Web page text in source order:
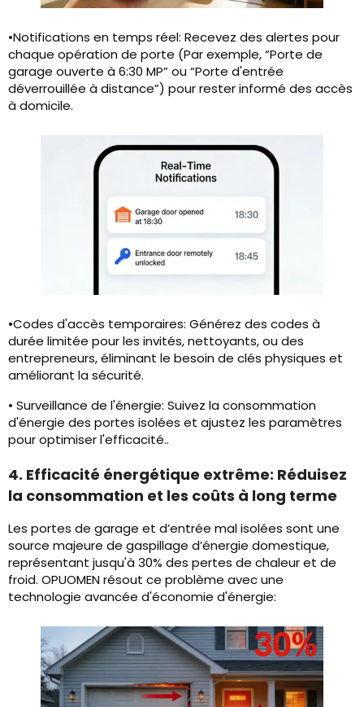
•Notifications en temps réel: Recevez des alertes pour
chaque opération de porte (Par exemple, “Porte de
garage ouverte à 6:30 MP” ou “Porte d'entrée
déverrouillée à distance”) pour rester informé des accès
à domicile.
•Codes d'accès temporaires: Générez des codes à
durée limitée pour les invités, nettoyants, ou des
entrepreneurs, éliminant le besoin de clés physiques et
améliorant la sécurité.
• Surveillance de l'énergie: Suivez la consommation
d'énergie des portes isolées et ajustez les paramètres
pour optimiser l'efficacité..
4. Efficacité énergétique extrême: Réduisez
la consommation et les coûts à long terme
Les portes de garage et d’entrée mal isolées sont une
source majeure de gaspillage d’énergie domestique,
représentant jusqu'à 30% des pertes de chaleur et de
froid. OPUOMEN résout ce problème avec une
technologie avancée d'économie d'énergie: